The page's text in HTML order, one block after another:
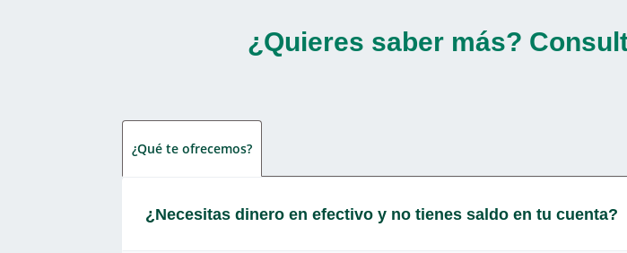
¿Quieres saber más?
¿Qué te ofrecemos?
¿Necesitas dinero en efectivo y no tienes saldo en tu cuenta?